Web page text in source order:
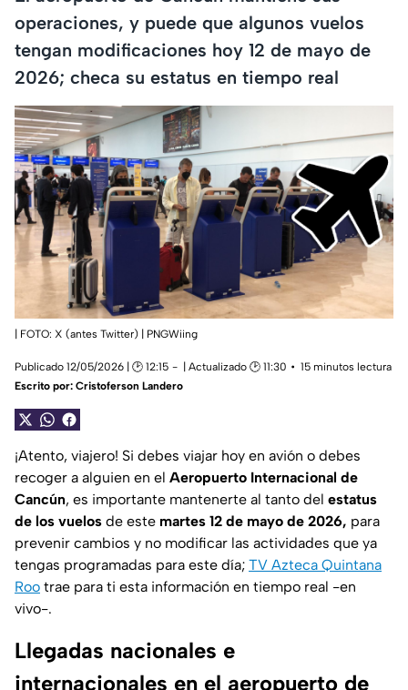
operaciones, y puede que algunos vuelos
tengan modificaciones hoy 12 de mayo de
2026; checa su estatus en tiempo real
| FOTO: X (antes Twitter) | PNGWiing
Publicado 12/05/2026 | 🕑 12:15 | Actualizado 🕑 11:30
15 minutos lectura
Escrito por: Cristoferson Landero
¡Atento, viajero! Si debes viajar hoy en avión o debes
recoger a alguien en el Aeropuerto Internacional de
Cancún, es importante mantenerte al tanto del estatus
de los vuelos de este martes 12 de mayo de 2026, para
prevenir cambios y no modificar las actividades que ya
tengas programadas para este día; TV Azteca Quintana
Roo trae para ti esta información en tiempo real -en
vivo-.
Llegadas nacionales e
internacionales en el aeropuerto de